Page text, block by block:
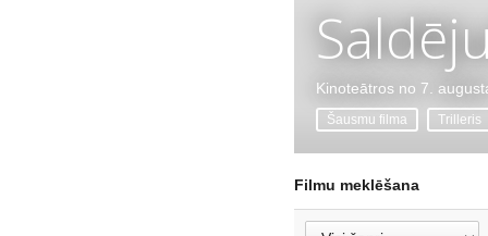
Kinoteātros no 7.
Šausmu filma Trilleris
Filmu meklēšana